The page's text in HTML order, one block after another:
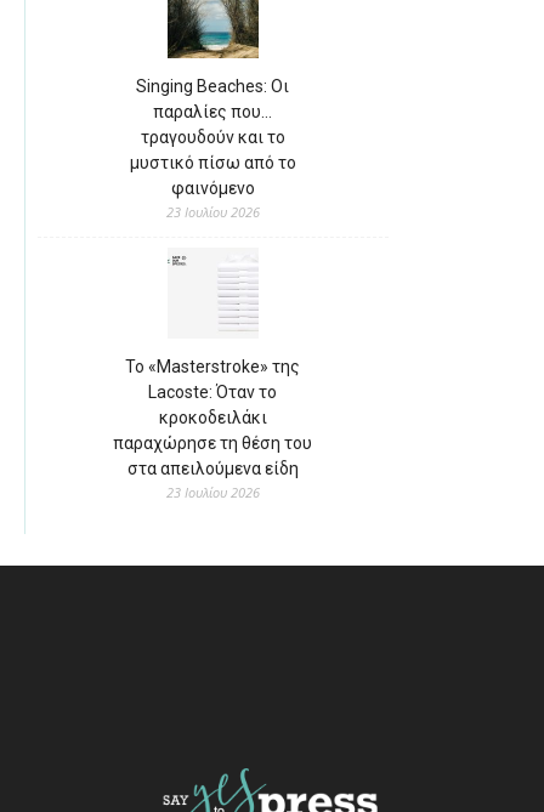
Singing Beaches: Οι
παραλίες που…
τραγουδούν και το
μυστικό πίσω από το
φαινόμενο
23 Ιουλίου 2026
Το «Masterstroke» της
Lacoste: Όταν το
κροκοδειλάκι
παραχώρησε τη θέση του
στα απειλούμενα είδη
23 Ιουλίου 2026